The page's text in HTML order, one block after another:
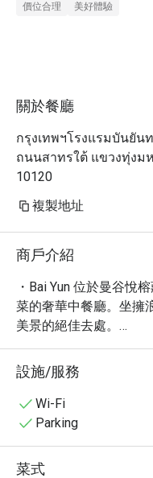
價位合理 美好體驗
關於餐廳
กรุงเทพฯโรงแรมบันยัน
ถนนสาทรใต้ แขวงทุ่งม
10120
複製地址
商戶介紹
・Bai Yun 位於曼谷悅
菜的奢華中餐廳。坐擁
美景的絕佳去處。
・無論是商務宴請或情
求。餐廳以精湛的烹飪
括脆皮燒肉、蜜汁叉燒
細細品味。
・預訂 Bai Yun，享受
設施/服務
Wi-Fi
Parking
菜式